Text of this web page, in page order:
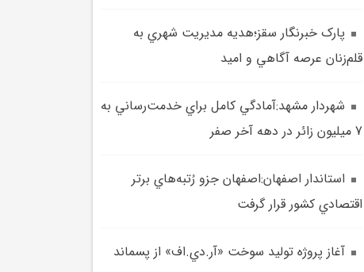
پارک خبرنگار سقز؛هديه مديريت شهري به
قلم‌زنان عرصه آگاهي و اميد
شهردار مشهد:آمادگي کامل براي خدمت‌رساني به
7 ميليون زائر در دهه آخر صفر
استاندار اصفهان:اصفهان جزو رُتبه‌هاي برتر
اقتصادي کشور قرار گرفت
آغاز پروژه توليد سوخت «آر.دي.اف» از پسماند